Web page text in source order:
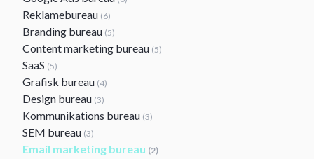
Reklamebureau (6)
Branding bureau (5)
Content marketing bureau (5)
SaaS (5)
Grafisk bureau (4)
Design bureau (3)
Kommunikations bureau (3)
SEM bureau (3)
Email marketing bureau (2)